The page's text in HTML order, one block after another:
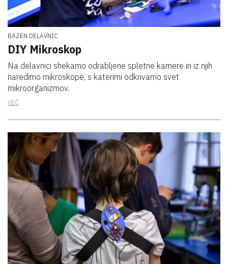
BAZEN DELAVNIC
DIY Mikroskop
Na delavnici shekamo odrabljene spletne kamere in iz njih
naredimo mikroskope, s katerimi odkrivamo svet
mikroorganizmov.
VEČ